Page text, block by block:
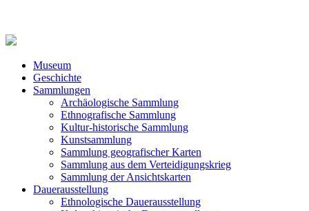
Museum
Geschichte
Sammlungen
Archäologische Sammlung
Ethnografische Sammlung
Kultur-historische Sammlung
Kunstsammlung
Sammlung geografischer Karten
Sammlung aus dem Verteidigungskrieg
Sammlung der Ansichtskarten
Dauerausstellung
Ethnologische Dauerausstellung